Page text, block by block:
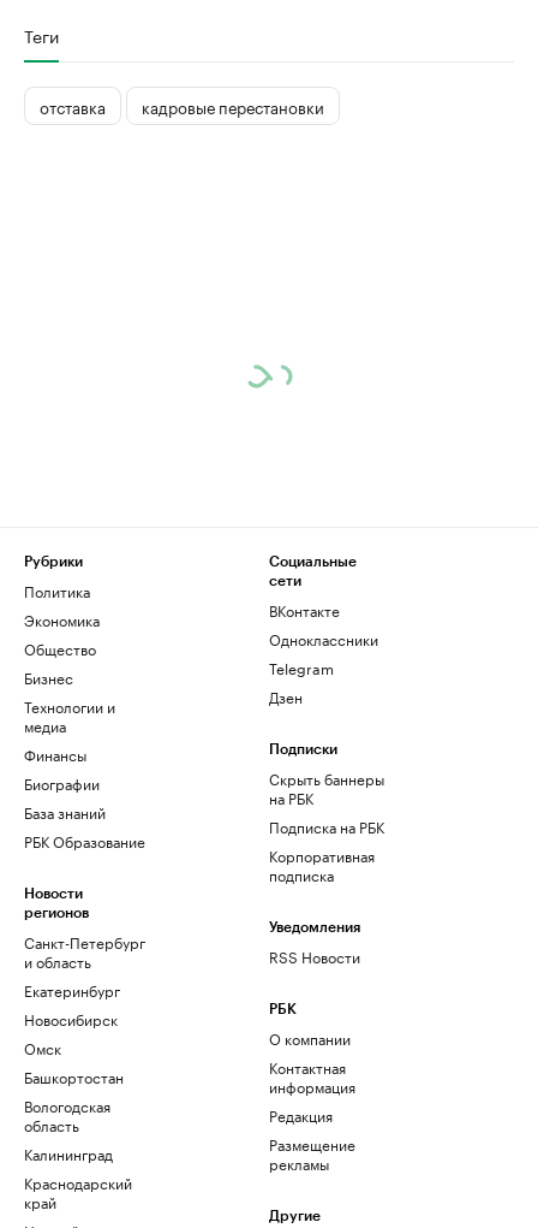
Теги
отставка кадровые перестановки
Рубрики
Политика
Экономика
Общество
Бизнес
Технологии и
медиа
Финансы
Биографии
База знаний
РБК Образование
Новости
регионов
Санкт-Петербург
и область
Екатеринбург
Новосибирск
Омск
Башкортостан
Вологодская
область
Калининград
Краснодарский
край
Социальные
сети
ВКонтакте
Одноклассники
Telegram
Дзен
Подписки
Скрыть баннеры
на РБК
Подписка на РБК
Корпоративная
подписка
Уведомления
RSS Новости
РБК
О компании
Контактная
информация
Редакция
Размещение
рекламы
Другие